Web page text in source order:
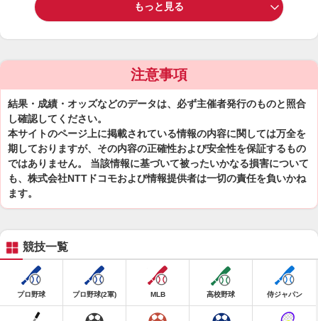
もっと見る
注意事項
結果・成績・オッズなどのデータは、必ず主催者発行のものと照合
し確認してください。
本サイトのページ上に掲載されている情報の内容に関しては万全を
期しておりますが、その内容の正確性および安全性を保証するもの
ではありません。 当該情報に基づいて被ったいかなる損害について
も、株式会社NTTドコモおよび情報提供者は一切の責任を負いかね
ます。
競技一覧
プロ野球 プロ野球(2軍) MLB 高校野球 侍ジャパン